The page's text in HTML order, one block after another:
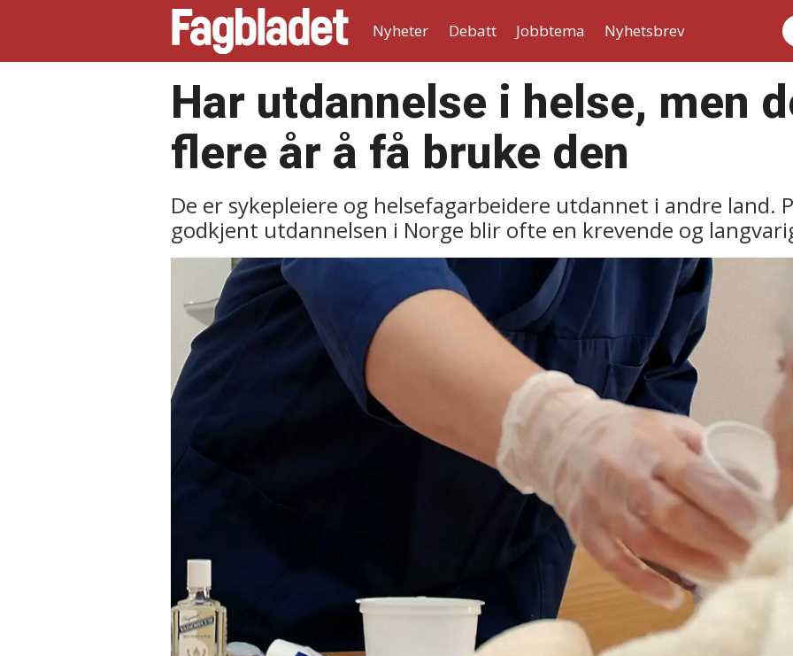
Nyheter Debatt Jobbtema Nyhetsbrev
Har utdannelse i helse, men
flere år å få bruke den
De er sykepleiere og helsefagarbeidere utdannet i andre land.
godkjent utdannelsen i Norge blir ofte en krevende og